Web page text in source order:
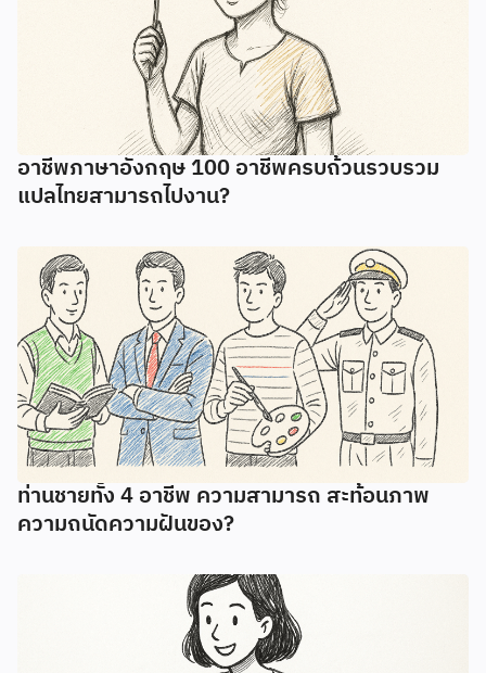
อาชีพภาษาอังกฤษ 100 อาชีพครบถ้วนรวบรวม
แปลไทยสามารถไปงาน?
ท่านชายทั้ง 4 อาชีพ ความสามารถ สะท้อนภาพ
ความถนัดความฝันของ?